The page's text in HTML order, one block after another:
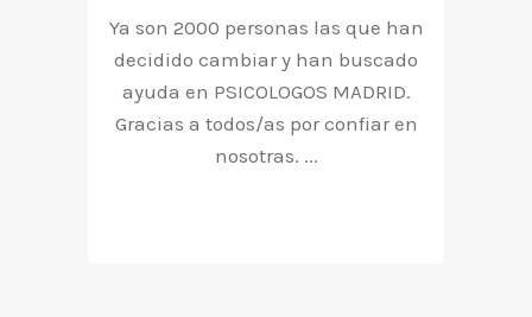
Ya son 2000 personas las que han
decidido cambiar y han buscado
ayuda en PSICOLOGOS MADRID.
Gracias a todos/as por confiar en
nosotras. ...